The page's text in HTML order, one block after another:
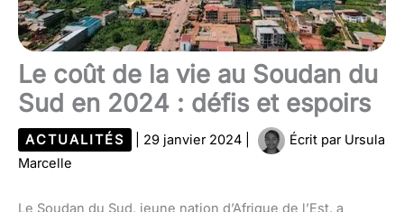
Le coût de la vie au Soudan du
Sud en 2024 : défis et espoirs
ACTUALITÉS 29 janvier 2024 Écrit par Ursula
Marcelle
Le Soudan du Sud, jeune nation d’Afrique de l’Est, a